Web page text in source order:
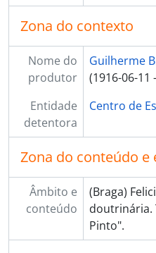
Zona do contexto
Nome do
produtor
Guilherme
(1916-06-11
Entidade
detentora
Centro de
Zona do conteúdo e
Âmbito e
conteúdo
(Braga)
doutrinária.
Pinto".